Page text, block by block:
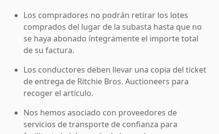
Los compradores no podrán retirar los lotes
comprados del lugar de la subasta hasta que no
se haya abonado íntegramente el importe total
de su factura.
Los conductores deben llevar una copia del ticket
de entrega de Ritchie Bros. Auctioneers para
recoger el artículo.
Nos hemos asociado con proveedores de
servicios de transporte de confianza para